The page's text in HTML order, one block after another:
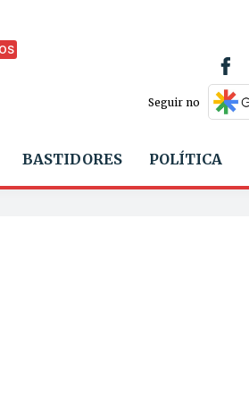
Seguir no
BASTIDORES POLÍTICA